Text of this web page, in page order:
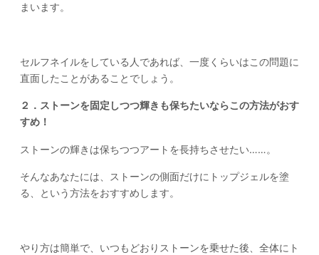
まいます。
セルフネイルをしている人であれば、一度くらいはこの問題に
直面したことがあることでしょう。
２．ストーンを固定しつつ輝きも保ちたいならこの方法がおす
すめ！
ストーンの輝きは保ちつつアートを長持ちさせたい……。
そんなあなたには、ストーンの側面だけにトップジェルを塗
る、という方法をおすすめします。
やり方は簡単で、いつもどおりストーンを乗せた後、全体にト